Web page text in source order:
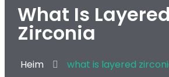
What Is Layered
Zirconia
Heim what is layered